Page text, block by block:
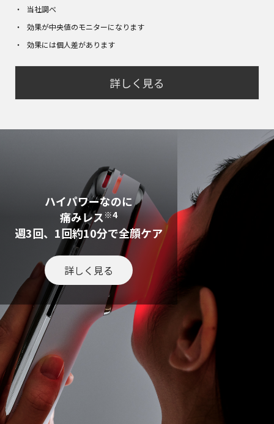
当社調べ​
効果が中央値のモニターになります
効果には個人差があります
詳しく見る
ハイパワーなのに
痛みレス※4
週3回、1回約10分で全顔ケア
詳しく見る